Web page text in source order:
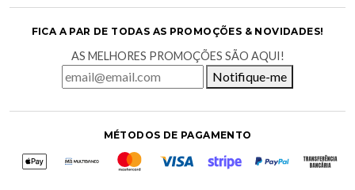
FICA A PAR DE TODAS AS PROMOÇÕES & NOVIDADES!
AS MELHORES PROMOÇÕES SÃO AQUI!
Notifique-me
MÉTODOS DE PAGAMENTO